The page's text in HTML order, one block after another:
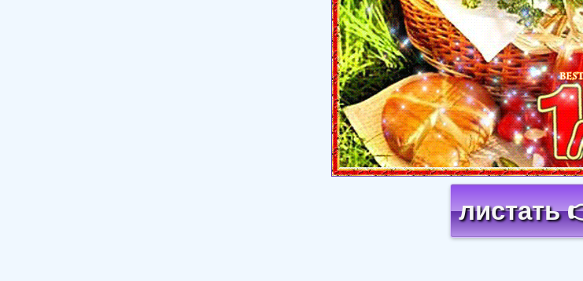
листать